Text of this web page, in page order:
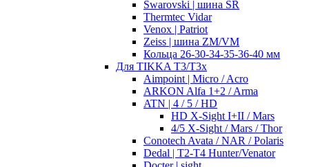
Swarovski | шина SR
Thermtec Vidar
Venox | Patriot
Zeiss | шина ZM/VM
Кольца 26-30-34-35-36-40 мм
Для TIKKA T3/T3x
Aimpoint | Micro / Acro
ARKON Alfa 1+2 / Arma
ATN | 4 / 5 / HD
HD X-Sight I+II / Mars
4/5 X-Sight / Mars / Thor
Conotech Avata / NAR / Polaris
Dedal | T2-T4 Hunter/Venator